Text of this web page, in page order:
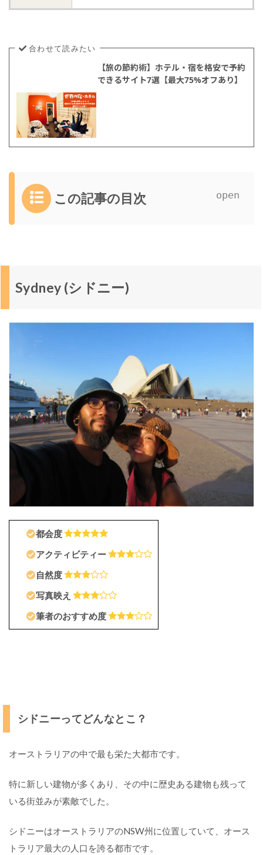
合わせて読みたい
【旅の節約術】ホテル・宿を格安で予約
できるサイト7選【最大75%オフあり】
この記事の目次
n
e
(
シ
ド
ニ
ー
な
と
こ
？
シ
ド
ニ
ー
の
見
e
b
r
n
(
Sydney (シドニー)
都会度
アクティビティー
自然度
写真映え
筆者のおすすめ度
シドニーってどんなとこ？
オーストラリアの中で最も栄た大都市です。
特に新しい建物が多くあり、その中に歴史ある建物も残って
いる街並みが素敵でした。
シドニーはオーストラリアのNSW州に位置していて、オース
トラリア最大の人口を誇る都市です。